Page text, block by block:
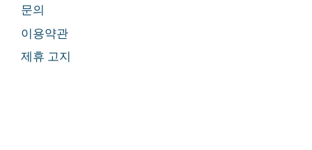
문의
이용약관
제휴 고지